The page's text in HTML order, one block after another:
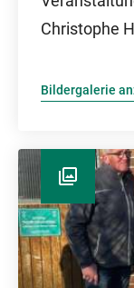
Christophe
Bildergalerie